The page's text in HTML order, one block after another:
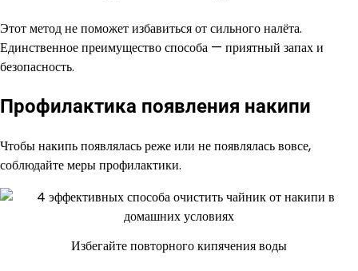
Этот метод не поможет избавиться от сильного налёта.
Единственное преимущество способа — приятный запах и
безопасность.
Профилактика появления накипи
Чтобы накипь появлялась реже или не появлялась вовсе,
соблюдайте меры профилактики.
Избегайте повторного кипячения воды